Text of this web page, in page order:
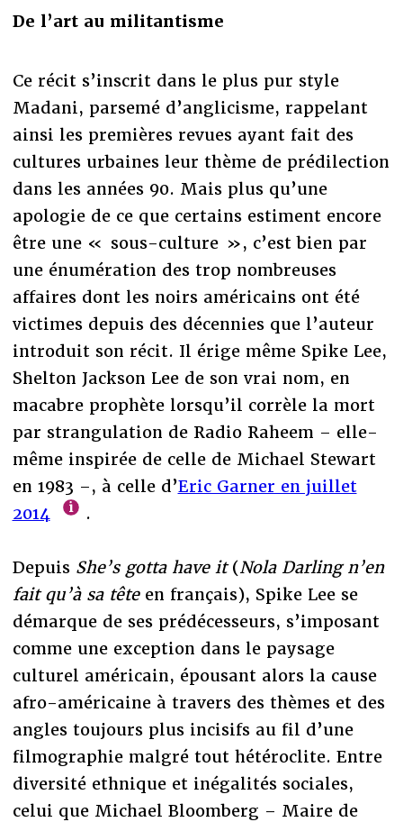
De l’art au militantisme
Ce récit s’inscrit dans le plus pur style
Madani, parsemé d’anglicisme, rappelant
ainsi les premières revues ayant fait des
cultures urbaines leur thème de prédilection
dans les années 90. Mais plus qu’une
apologie de ce que certains estiment encore
être une « sous-culture », c’est bien par
une énumération des trop nombreuses
affaires dont les noirs américains ont été
victimes depuis des décennies que l’auteur
introduit son récit. Il érige même Spike Lee,
Shelton Jackson Lee de son vrai nom, en
macabre prophète lorsqu’il corrèle la mort
par strangulation de Radio Raheem – elle-
même inspirée de celle de Michael Stewart
en 1983 –, à celle d’Eric Garner en juillet
2014
.
Depuis She’s gotta have it(Nola Darling n’en
fait qu’à sa têteen français), Spike Lee se
démarque de ses prédécesseurs, s’imposant
comme une exception dans le paysage
culturel américain, épousant alors la cause
afro-américaine à travers des thèmes et des
angles toujours plus incisifs au fil d’une
filmographie malgré tout hétéroclite. Entre
diversité ethnique et inégalités sociales,
celui que Michael Bloomberg – Maire de